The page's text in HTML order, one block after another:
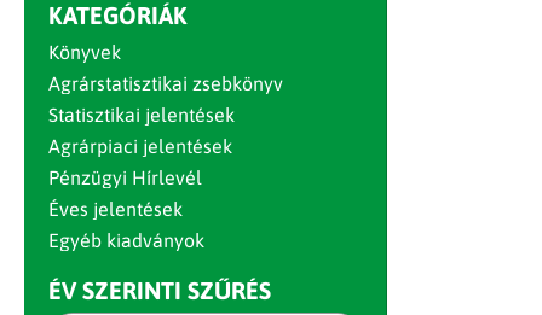
KATEGÓRIÁK
Könyvek
Agrárstatisztikai zsebkönyv
Statisztikai jelentések
Agrárpiaci jelentések
Pénzügyi Hírlevél
Éves jelentések
Egyéb kiadványok
ÉV SZERINTI SZŰRÉS